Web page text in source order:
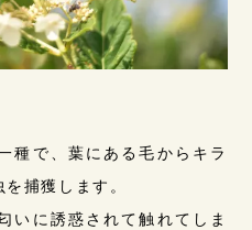
種で、葉にある毛からキラ
捕獲します。
いに誘惑されて触れてしま